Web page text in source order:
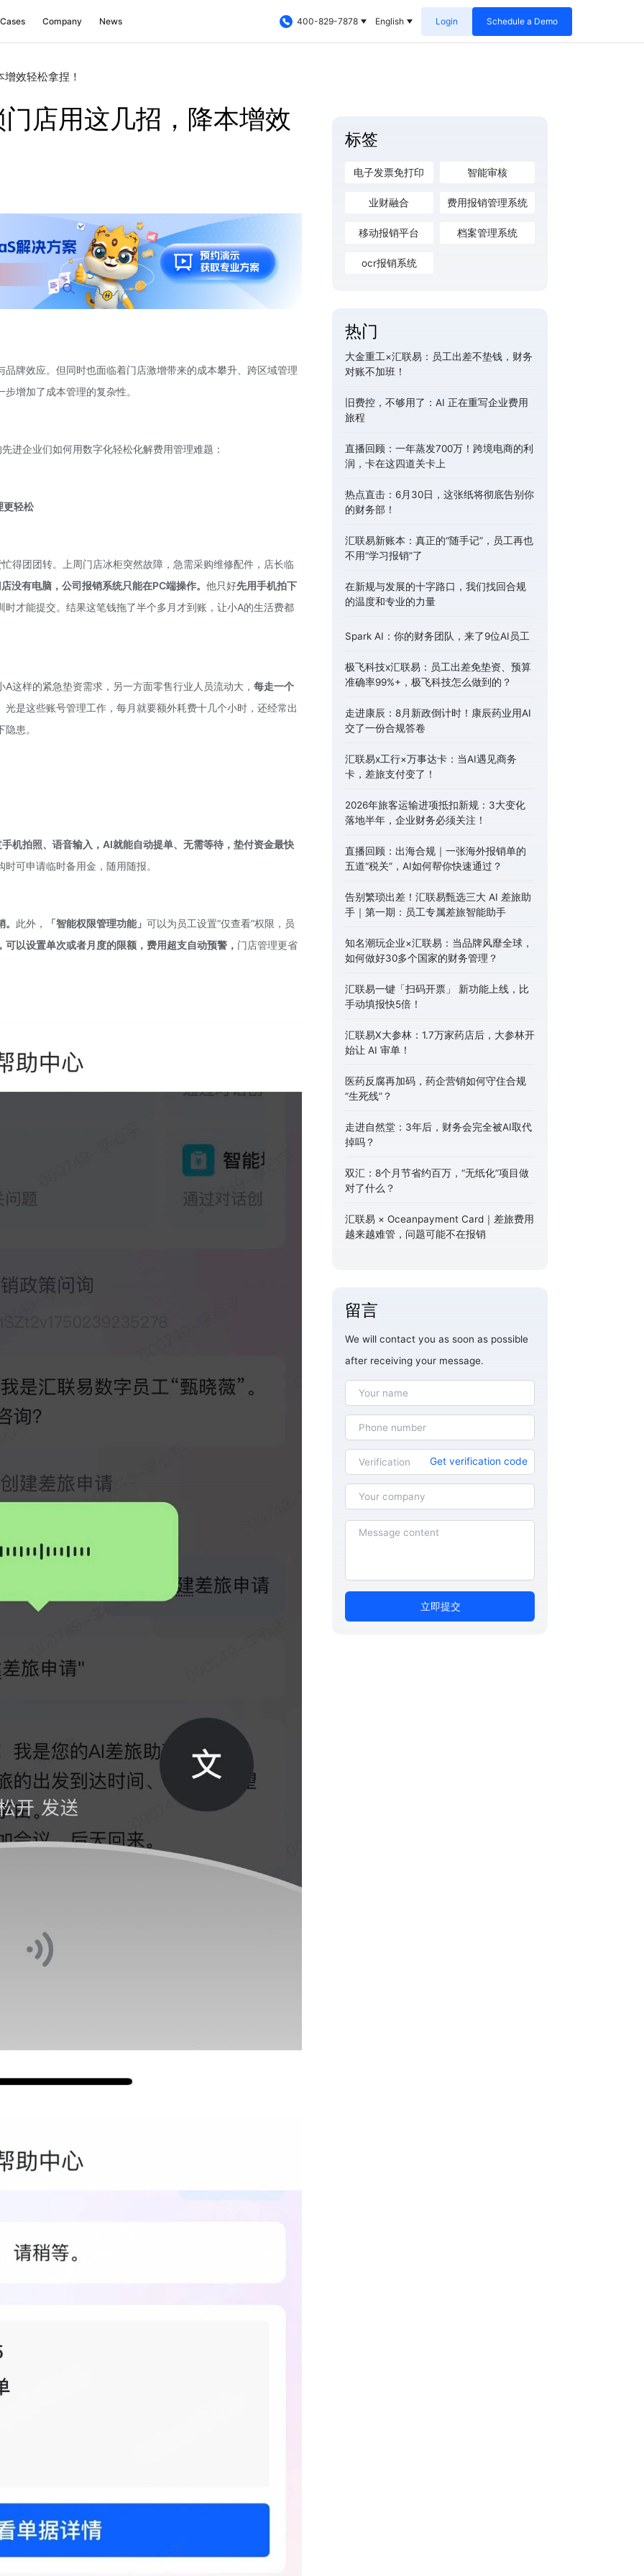
Cases Company News 400-829-7878 English Login Schedule a Demo
效轻松拿捏！
店用这几招，降本增效
牌效应。但同时也面临着门店激增带来的成本攀升、跨区域管理
增加了成本管理的复杂性。
进企业们如何用数字化轻松化解费用管理难题：
更轻松
得团团转。上周门店冰柜突然故障，急需采购维修配件，店长临
没有电脑，公司报销系统只能在PC端操作。他只好先用手机拍下
时才能提交。结果这笔钱拖了半个多月才到账，让小A的生活费都
这样的紧急垫资需求，另一方面零售行业人员流动大，每走一个
光是这些账号管理工作，每月就要额外耗费十几个小时，还经常出
患。
机拍照、语音输入，AI就能自动提单、无需等待，垫付资金最快
时可申请临时备用金，随用随报。
此外， 「智能权限管理功能」可以为员工设置“仅查看”权限，员
可以设置单次或者月度的限额，费用超支自动预警， 门店管理更省
标签
电子发票免打印 智能审核
业财融合 费用报销管理系统
移动报销平台 档案管理系统
ocr报销系统
热门
大金重工×汇联易：员工出差不垫钱，财务
对账不加班！
旧费控，不够用了：AI 正在重写企业费用
旅程
直播回顾：一年蒸发700万！跨境电商的利
润，卡在这四道关卡上
热点直击：6月30日，这张纸将彻底告别你
的财务部！
汇联易新账本：真正的“随手记”，员工再也
不用“学习报销”了
在新规与发展的十字路口，我们找回合规
的温度和专业的力量
Spark AI：你的财务团队，来了9位AI员工
极飞科技x汇联易：员工出差免垫资、预算
准确率99%+，极飞科技怎么做到的？
走进康辰：8月新政倒计时！康辰药业用AI
交了一份合规答卷
汇联易x工行×万事达卡：当AI遇见商务
卡，差旅支付变了！
2026年旅客运输进项抵扣新规：3大变化
落地半年，企业财务必须关注！
直播回顾：出海合规｜一张海外报销单的
五道“税关”，AI如何帮你快速通过？
告别繁琐出差！汇联易甄选三大 AI 差旅助
手｜第一期：员工专属差旅智能助手
知名潮玩企业×汇联易：当品牌风靡全球，
如何做好30多个国家的财务管理？
汇联易一键「扫码开票」 新功能上线，比
手动填报快5倍！
汇联易X大参林：1.7万家药店后，大参林开
始让 AI 审单！
医药反腐再加码，药企营销如何守住合规
“生死线”？
走进自然堂：3年后，财务会完全被AI取代
掉吗？
双汇：8个月节省约百万，“无纸化”项目做
对了什么？
汇联易 × Oceanpayment Card｜差旅费用
越来越难管，问题可能不在报销
留言
We will contact you as soon as possible
after receiving your message.
Get verification code
立即提交